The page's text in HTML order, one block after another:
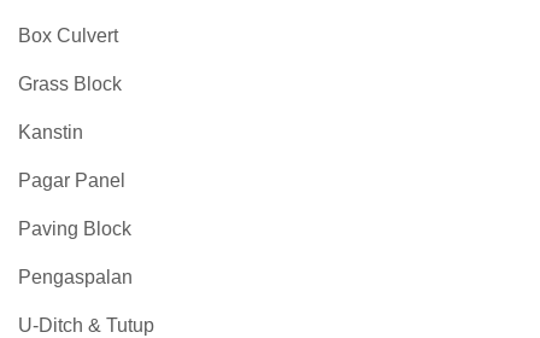
Box Culvert
Grass Block
Kanstin
Pagar Panel
Paving Block
Pengaspalan
U-Ditch & Tutup